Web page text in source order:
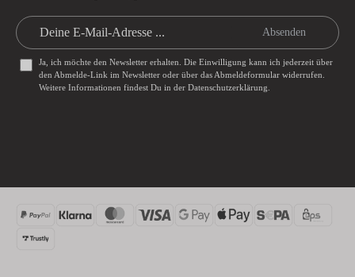
Absenden
Ja, ich möchte den Newsletter erhalten. Die Einwilligung kann ich jederzeit über
den Abmelde-Link im Newsletter oder über das Abmeldeformularwiderrufen.
Weitere Informationen findest Du in der Datenschutzerklärung